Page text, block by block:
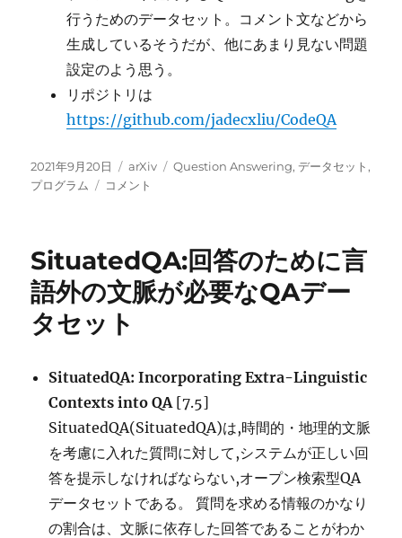
行うためのデータセット。コメント文などから
生成しているそうだが、他にあまり見ない問題
設定のよう思う。
リポジトリは
https://github.com/jadecxliu/CodeQA
投
稿
2021年9月20日
カ
テ
arXiv
タ
Question Answering,データセット ,
プログラム
CodeQA:
ラ
ム
コ
対
る
Question
Answering
コメント
SituatedQA:回答のために言
語外の文脈が必要なQAデー
タセット
SituatedQA: Incorporating Extra-Linguistic
Contexts into QA [7.5]
SituatedQA(SituatedQA)は,時間的・地理的文脈
を考慮に入れた質問に対して,システムが正しい回
答を提示しなければならない,オープン検索型QA
データセットである。 質問を求める情報のかなり
の割合は、文脈に依存した回答であることがわか